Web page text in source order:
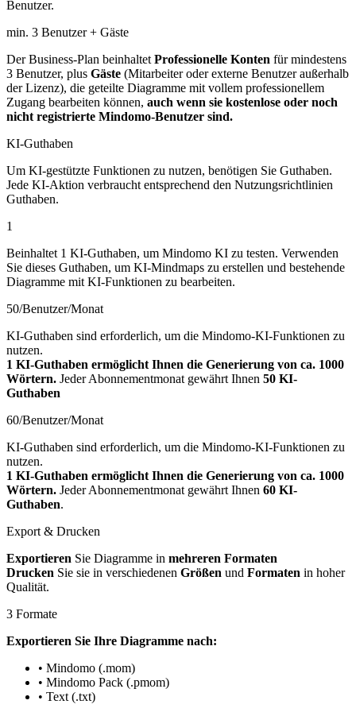
Benutzer.
min. 3 Benutzer + Gäste
Der Business-Plan beinhaltet Professionelle Konten für mindestens
3 Benutzer, plus Gäste (Mitarbeiter oder externe Benutzer außerhalb
der Lizenz), die geteilte Diagramme mit vollem professionellem
Zugang bearbeiten können, auch wenn sie kostenlose oder noch
nicht registrierte Mindomo-Benutzer sind.
KI-Guthaben
Um KI-gestützte Funktionen zu nutzen, benötigen Sie Guthaben.
Jede KI-Aktion verbraucht entsprechend den Nutzungsrichtlinien
Guthaben.
1
Beinhaltet 1 KI-Guthaben, um Mindomo KI zu testen. Verwenden
Sie dieses Guthaben, um KI-Mindmaps zu erstellen und bestehende
Diagramme mit KI-Funktionen zu bearbeiten.
50/Benutzer/Monat
KI-Guthaben sind erforderlich, um die Mindomo-KI-Funktionen zu
nutzen.
1 KI-Guthaben ermöglicht Ihnen die Generierung von ca. 1000
Wörtern. Jeder Abonnementmonat gewährt Ihnen 50 KI-
Guthaben
60/Benutzer/Monat
KI-Guthaben sind erforderlich, um die Mindomo-KI-Funktionen zu
nutzen.
1 KI-Guthaben ermöglicht Ihnen die Generierung von ca. 1000
Wörtern. Jeder Abonnementmonat gewährt Ihnen 60 KI-
Guthaben.
Export & Drucken
Exportieren Sie Diagramme in mehreren Formaten
Drucken Sie sie in verschiedenen Größen und Formaten in hoher
Qualität.
3 Formate
Exportieren Sie Ihre Diagramme nach:
• Mindomo (.mom)
• Mindomo Pack (.pmom)
• Text (.txt)